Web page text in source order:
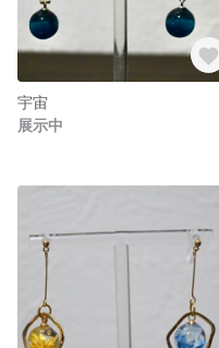
宇宙
展示中